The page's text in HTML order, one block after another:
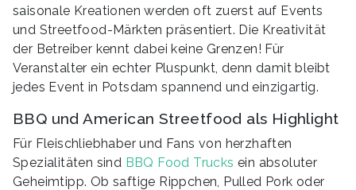
saisonale Kreationen werden oft zuerst auf Events
und Streetfood-Märkten präsentiert. Die Kreativität
der Betreiber kennt dabei keine Grenzen! Für
Veranstalter ein echter Pluspunkt, denn damit bleibt
jedes Event in Potsdam spannend und einzigartig.
BBQ und American Streetfood als Highlight
Für Fleischliebhaber und Fans von herzhaften
Spezialitäten sind BBQ Food Trucks ein absoluter
Geheimtipp. Ob saftige Rippchen, Pulled Pork oder